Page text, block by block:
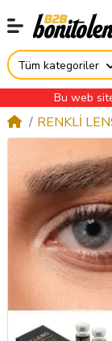
Tüm kategoriler
Bu web
RENKLİ